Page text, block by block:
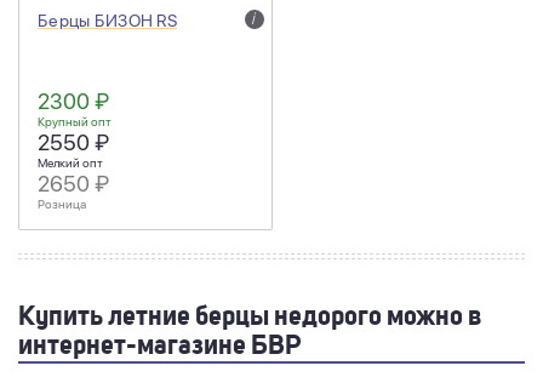
Берцы БИЗОН RS i
2300 ₽
Крупный опт
2550 ₽
Мелкий опт
2650 ₽
Розница
Купить летние берцы недорого можно в
интернет-магазине БВР